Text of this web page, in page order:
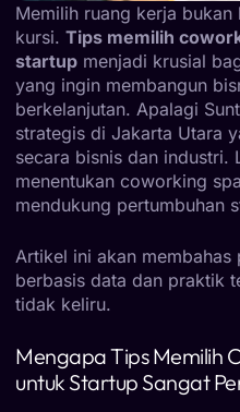
Memilih ruang kerja
kursi. Tips memilih
startup menjadi krusial
yang ingin membangun
berkelanjutan. Apalagi
strategis di Jakarta Utara
secara bisnis dan industri.
menentukan coworking
mendukung pertumbuhan
Artikel ini akan
berbasis data dan praktik
tidak keliru.
Mengapa Tips Memilih
untuk Startup Sangat